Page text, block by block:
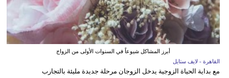
أبرز المشاكل شيوعاً في السنوات الأولى من الزواج
القاهرة - لايف ستايل
مع بداية الحياة الزوجية يدخل الزوجان مرحلة جديدة مليئة بالتجارب